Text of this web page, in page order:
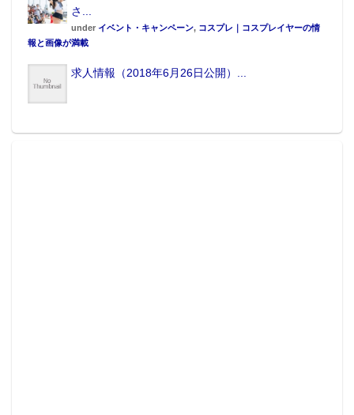
さ...
under イベント・キャンペーン, コスプレ｜コスプレイヤーの情
報と画像が満載
求人情報（2018年6月26日公開）...